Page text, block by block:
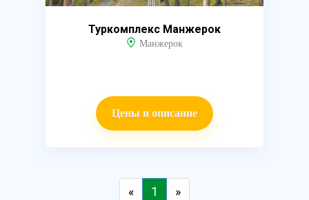
Туркомплекс Манжерок
Манжерок
Цены и описание
« 1 »